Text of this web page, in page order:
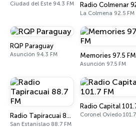
Ciudad del Este 94.3 FM
La Colmena 92.5 FM
RQP Paraguay
Asunción 94.3 FM Memories 97.5 FM
Asunción 97.5 FM
Radio Tapiracuai 88.7 FM
San Estanislao 88.7 FM